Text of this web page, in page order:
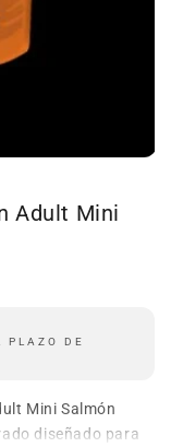
Adult Mini
PLAZO DE
Mini Salmón
diseñado para